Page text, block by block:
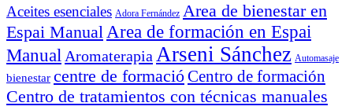
Aceites esenciales Adora Fernández Area de bienestar en
Espai ManualArea de formación en Espai
Manual Aromaterapia Arseni Sánchez Automasaje
bienestar centre de formacióCentro de formación
Centro de tratamientos con técnicas manuales